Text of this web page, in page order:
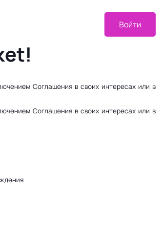
Войти
Соглашения в своих интересах или в
Соглашения в своих интересах или в